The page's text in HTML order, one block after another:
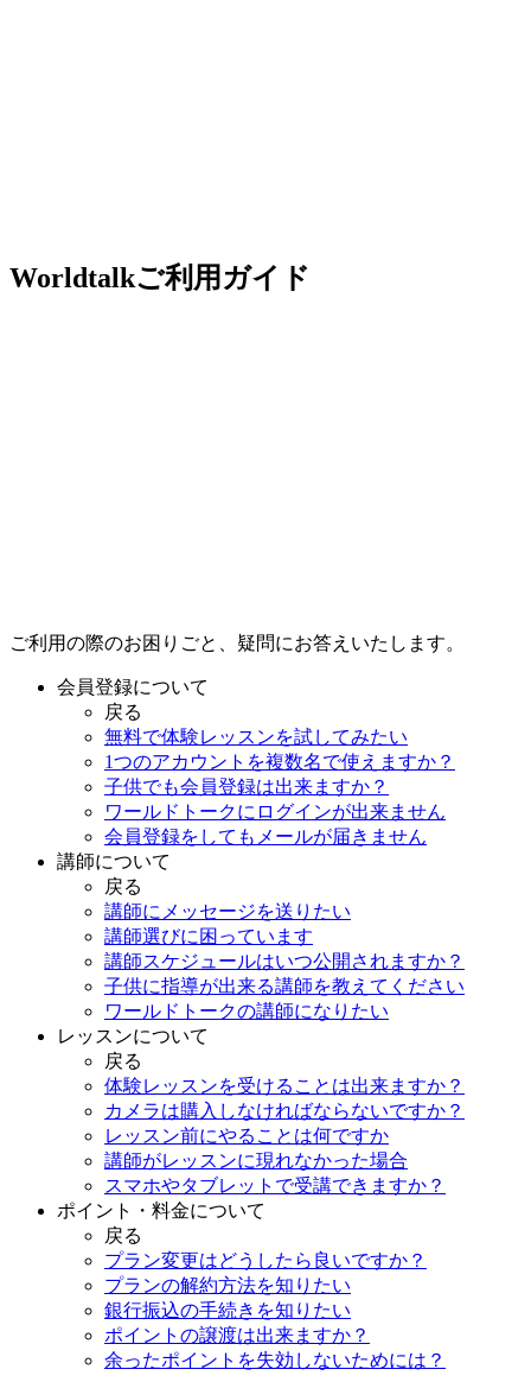
Worldtalkご利用ガイド
ご利用の際のお困りごと、疑問にお答えいたします。
会員登録について
戻る
無料で体験レッスンを試してみたい
1つのアカウントを複数名で使えますか？
子供でも会員登録は出来ますか？
ワールドトークにログインが出来ません
会員登録をしてもメールが届きません
講師について
戻る
講師にメッセージを送りたい
講師選びに困っています
講師スケジュールはいつ公開されますか？
子供に指導が出来る講師を教えてください
ワールドトークの講師になりたい
レッスンについて
戻る
体験レッスンを受けることは出来ますか？
カメラは購入しなければならないですか？
レッスン前にやることは何ですか
講師がレッスンに現れなかった場合
スマホやタブレットで受講できますか？
ポイント・料金について
戻る
プラン変更はどうしたら良いですか？
プランの解約方法を知りたい
銀行振込の手続きを知りたい
ポイントの譲渡は出来ますか？
余ったポイントを失効しないためには？